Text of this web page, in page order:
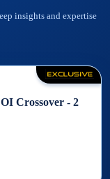
insights and expertise
Crossover - 2